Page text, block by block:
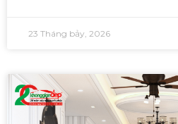
23 Tháng bảy, 2026